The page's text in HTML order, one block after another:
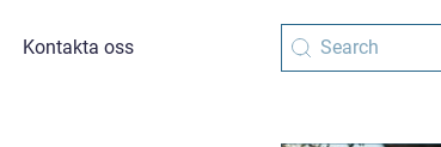
Kontakta oss